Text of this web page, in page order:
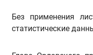
Без применения
статистические